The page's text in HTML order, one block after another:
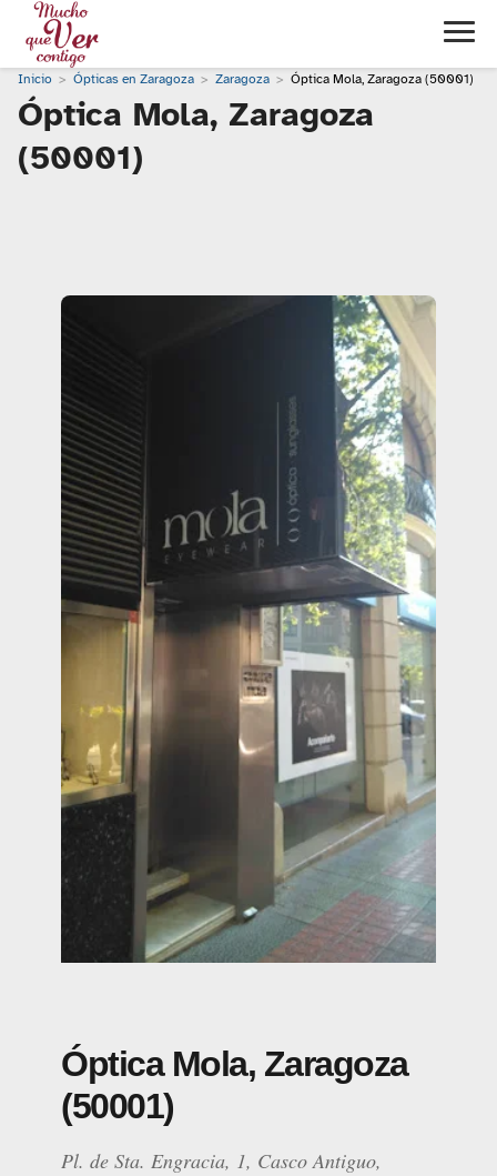
Inicio Ópticas en Zaragoza Zaragoza Óptica Mola, Zaragoza (50001)
Óptica Mola, Zaragoza
(50001)
Óptica Mola, Zaragoza
(50001)
Pl. de Sta. Engracia, 1, Casco Antiguo,